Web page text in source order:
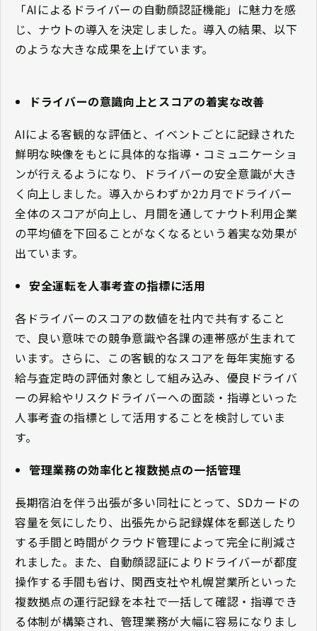
「AIによるドライバーの自動顔認証機能」に魅力を感
じ、ナウトの導入を決定しました。導入の結果、以下
のような大きな成果を上げています。
ドライバーの意識向上とスコアの着実な改善
AIによる客観的な評価と、イベントごとに記録された
鮮明な映像をもとに具体的な指導・コミュニケーショ
ンが行えるようになり、ドライバーの安全意識が大き
く向上しました。導入からわずか2カ月でドライバー
全体のスコアが向上し、月間を通してナウト利用企業
の平均値を下回ることがなくなるという着実な効果が
出ています。
安全運転を人事考査の指標に活用
各ドライバーのスコアの数値を社内で共有すること
で、良い意味での競争意識や各課の連帯感が生まれて
います。さらに、この客観的なスコアを毎年実施する
給与査定時の評価対象として組み込み、優良ドライバ
ーの昇給やリスクドライバーへの面談・指導といった
人事考査の指標として活用することを検討していま
す。
管理業務の効率化と複数拠点の一括管理
長期宿泊を伴う出張が多い同社にとって、SDカードの
容量を気にしたり、出張先から記録媒体を郵送したり
する手間と時間がクラウド管理によって完全に削減さ
れました。また、自動顔認証によりドライバーが都度
操作する手間も省け、関西支社や札幌営業所といった
複数拠点の運行記録を本社で一括して確認・指導でき
る体制が構築され、管理業務が大幅に容易になりまし